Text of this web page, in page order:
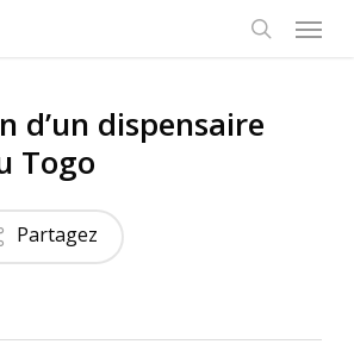
Menu
d’un dispensaire
Togo
Partagez